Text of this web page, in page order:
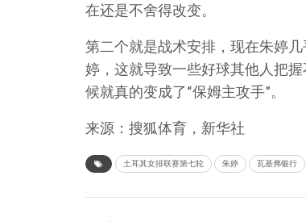
在还是不舍得改变。
第二个就是战术安排，现在朱婷
婷，这就导致一些好球其他人把
候就真的变成了“保姆主攻手”。
来源：搜狐体育，新华社
土耳其女排联赛第七轮 朱婷 瓦基弗银行